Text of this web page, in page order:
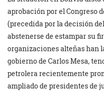
aprobación por el Congreso
(precedida por la decisión
abstenerse de estampar su
organizaciones alteñas han
gobierno de Carlos Mesa,
petrolera recientemente
ampliado de presidentes de